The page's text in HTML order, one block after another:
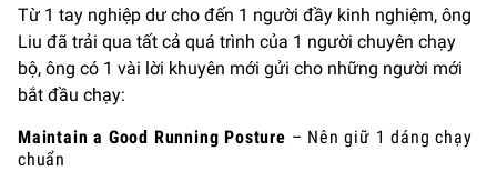
Từ 1 tay nghiệp dư cho đến 1 người đầy kinh nghiệm, ông
Liu đã trải qua tất cả quá trình của 1 người chuyên chạy
bộ, ông có 1 vài lời khuyên mới gửi cho những người mới
bắt đầu chạy:
Maintain a Good Running Posture – Nên giữ 1 dáng chạy
chuẩn